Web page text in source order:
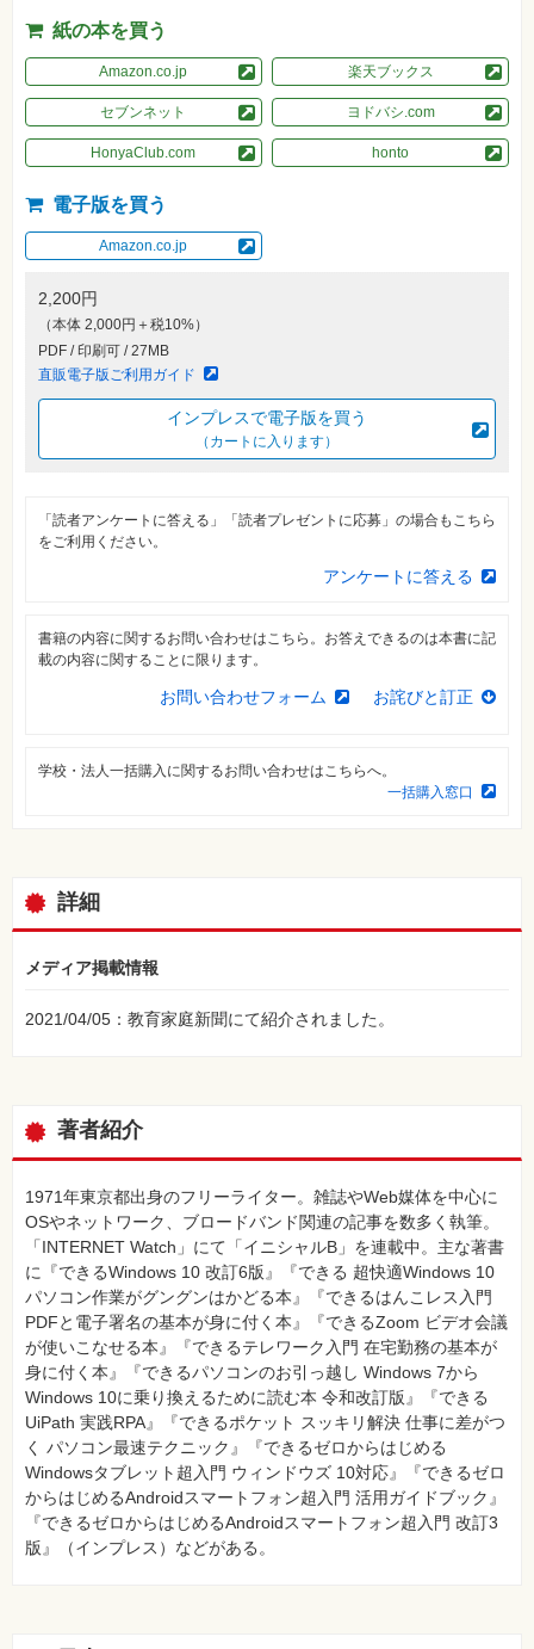
趣
味・
集
自
作・
パ
コ
ン・
ー
Club
Impress
ロ
グ
ン
リ
集
紙の本を買う
Amazon.co.jp 楽天ブックス
セブンネット ヨドバシ.com
HonyaClub.com honto
電子版を買う
Amazon.co.jp
2,200円
（本体 2,000円＋税10%）
PDF / 印刷可 / 27MB
直販電子版ご利用ガイド
インプレスで電子版を買う
（カートに入ります）
「読者アンケートに答える」「読者プレゼントに応募」の場合もこちら
をご利用ください。
アンケートに答える
書籍の内容に関するお問い合わせはこちら。お答えできるのは本書に記
載の内容に関することに限ります。
お問い合わせフォーム お詫びと訂正
学校・法人一括購入に関するお問い合わせはこちらへ。
一括購入窓口
詳細
メディア掲載情報
2021/04/05：教育家庭新聞にて紹介されました。
著者紹介
1971年東京都出身のフリーライター。雑誌やWeb媒体を中心に
OSやネットワーク、ブロードバンド関連の記事を数多く執筆。
「INTERNET Watch」にて「イニシャルB」を連載中。主な著書
に『できるWindows 10 改訂6版』『できる 超快適Windows 10
パソコン作業がグングンはかどる本』『できるはんこレス入門
PDFと電子署名の基本が身に付く本』『できるZoom ビデオ会議
が使いこなせる本』『できるテレワーク入門 在宅勤務の基本が
身に付く本』『できるパソコンのお引っ越し Windows 7から
Windows 10に乗り換えるために読む本 令和改訂版』『できる
UiPath 実践RPA』『できるポケット スッキリ解決 仕事に差がつ
く パソコン最速テクニック』『できるゼロからはじめる
Windowsタブレット超入門 ウィンドウズ 10対応』『できるゼロ
からはじめるAndroidスマートフォン超入門 活用ガイドブック』
『できるゼロからはじめるAndroidスマートフォン超入門 改訂3
版』（インプレス）などがある。